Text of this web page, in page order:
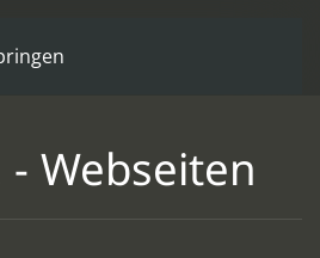
- Webseiten